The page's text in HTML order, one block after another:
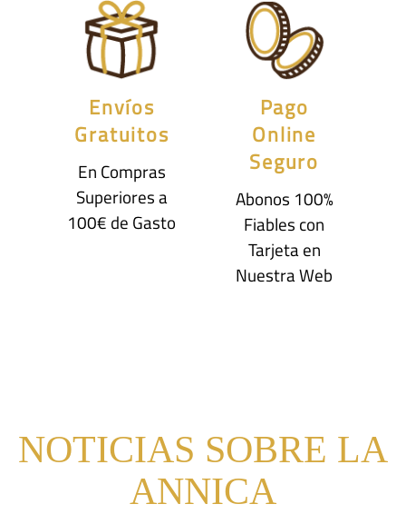
Envíos
Gratuitos
En Compras
Superiores a
100€ de Gasto
Pago
Online
Seguro
Abonos 100%
Fiables con
Tarjeta en
Nuestra Web
NOTICIAS SOBRE LA
ANNICA